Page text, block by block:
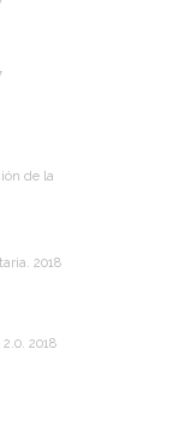
de la
2018
2018